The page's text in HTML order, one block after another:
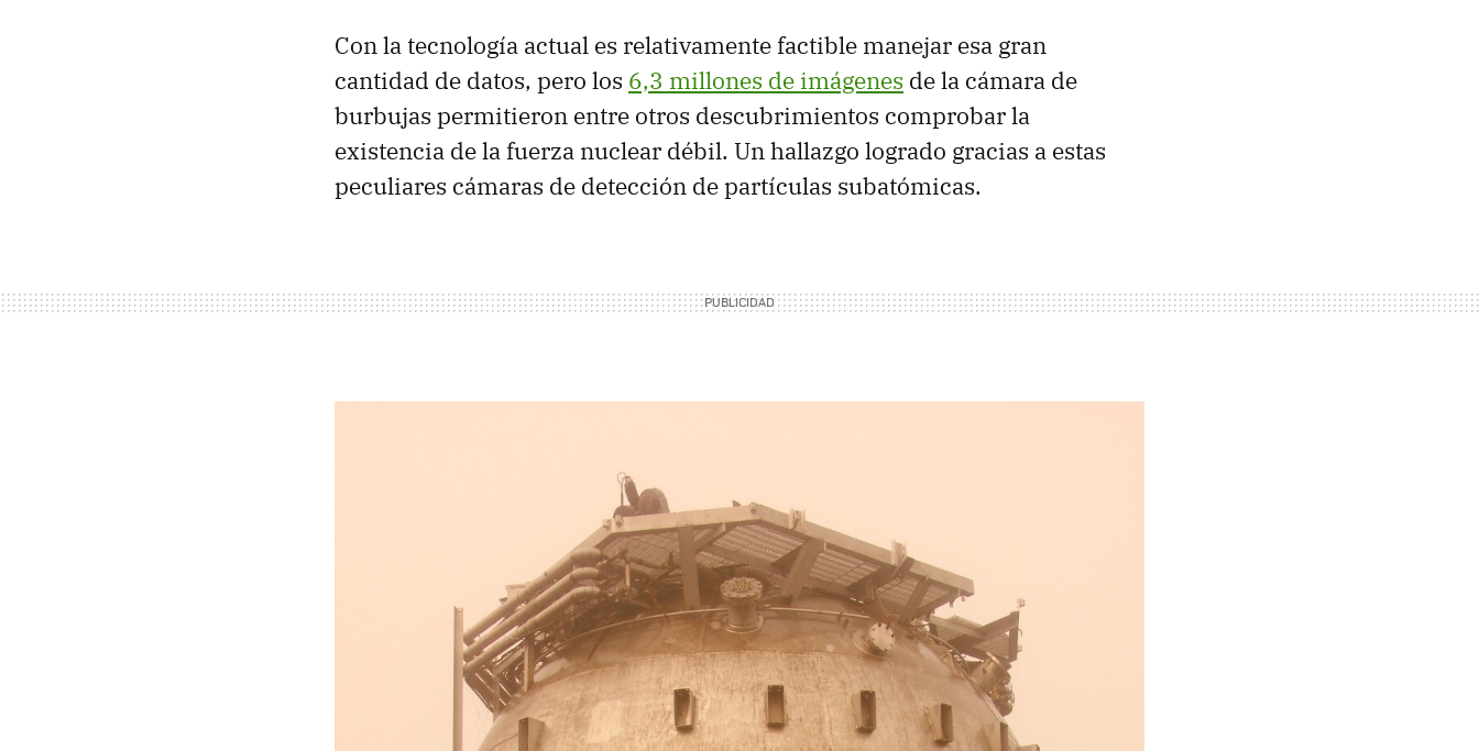
Con la tecnología actual es relativamente factible manejar esa gran
cantidad de datos, pero los 6,3 millones de imágenes de la cámara de
burbujas permitieron entre otros descubrimientos comprobar la
existencia de la fuerza nuclear débil. Un hallazgo logrado gracias a estas
peculiares cámaras de detección de partículas subatómicas.